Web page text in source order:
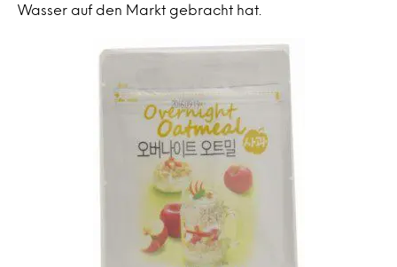
Wasser auf den Markt gebracht hat.